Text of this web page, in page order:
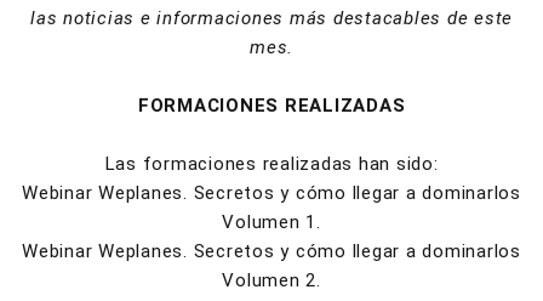
las noticias e informaciones más destacables de este
mes.
FORMACIONES REALIZADAS
Las formaciones realizadas han sido:
Webinar Weplanes. Secretos y cómo llegar a dominarlos
Volumen 1.
Webinar Weplanes. Secretos y cómo llegar a dominarlos
Volumen 2.